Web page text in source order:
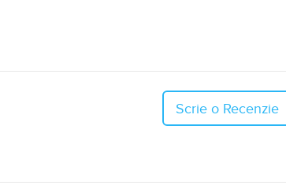
Scrie o Recenzie